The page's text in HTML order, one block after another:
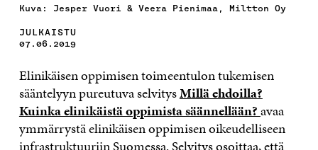
Kuva: Jesper Vuori & Veera Pienimaa, Miltton Oy
JULKAISTU
07.06.2019
Elinikäisen oppimisen toimeentulon tukemisen
sääntelyyn pureutuva selvitysMillä ehdoilla?
Kuinka elinikäistä oppimista säännellään?avaa
ymmärrystä elinikäisen oppimisen oikeudelliseen
infrastruktuuriin Suomessa. Selvitys osoittaa, että